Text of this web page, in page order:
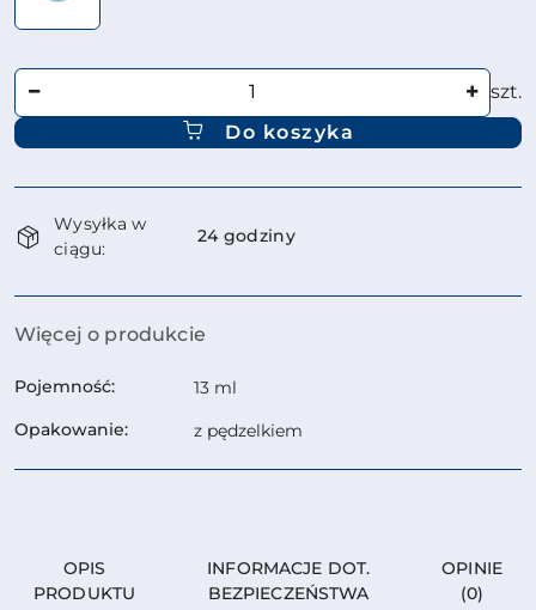
Ilość
szt.
Do koszyka
i
dostawa
Wysyłka w
ciągu:
24 godziny
Więcej o produkcie
Pojemność:
13 ml
Opakowanie:
z pędzelkiem
OPIS
PRODUKTU
INFORMACJE DOT.
BEZPIECZEŃSTWA
OPINIE
(0)